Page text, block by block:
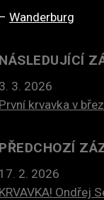
Wanderburg
NÁSLEDUJÍCÍ
3. 3. 2026
První krvavka v
PŘEDCHOZÍ
17. 2. 2026
KRVAVKA! Ondřej